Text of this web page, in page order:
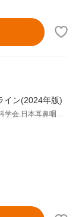
イン(2024年版)